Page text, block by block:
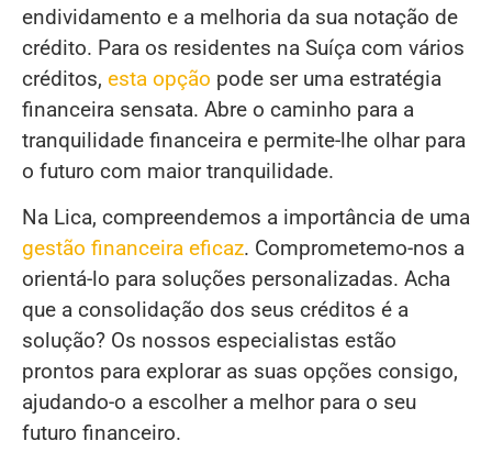
endividamento e a melhoria da sua notação de
crédito. Para os residentes na Suíça com vários
créditos, esta opção pode ser uma estratégia
financeira sensata. Abre o caminho para a
tranquilidade financeira e permite-lhe olhar para
o futuro com maior tranquilidade.
Na Lica, compreendemos a importância de uma
gestão financeira eficaz. Comprometemo-nos a
orientá-lo para soluções personalizadas. Acha
que a consolidação dos seus créditos é a
solução? Os nossos especialistas estão
prontos para explorar as suas opções consigo,
ajudando-o a escolher a melhor para o seu
futuro financeiro.